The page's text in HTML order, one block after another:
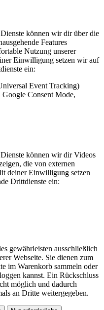
können wir dir über die
Features
Nutzung unserer
Einwilligung setzen wir auf
ein:
Event Tracking)
Consent Mode,
können wir dir Videos
die von externen
deiner Einwilligung setzen
Drittdienste ein:
gewährleisten ausschließlich
Webseite. Sie dienen zum
im Warenkorb sammeln oder
kannst. Ein Rückschluss
möglich und dadurch
an Dritte weitergegeben.